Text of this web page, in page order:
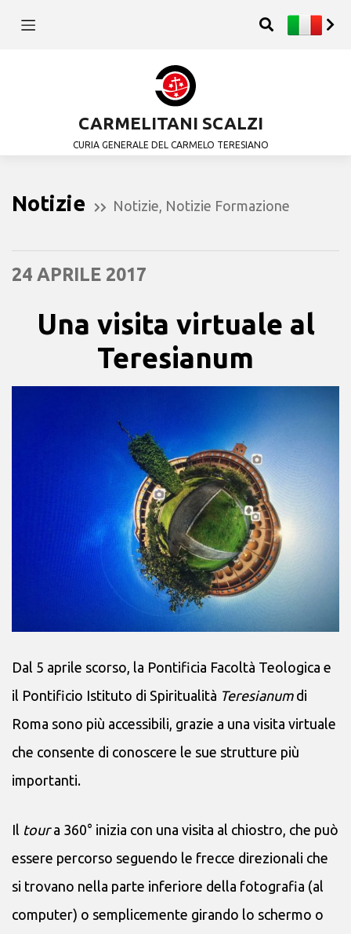
CARMELITANI SCALZI
CURIA GENERALE DEL CARMELO TERESIANO
Notizie Notizie Notizie Formazione
24 APRILE 2017
Una visita virtuale al
Teresianum
Dal 5 aprile scorso, la Pontificia Facoltà Teologica e
il Pontificio Istituto di Spiritualità Teresianumdi
Roma sono più accessibili, grazie a una visita virtuale
che consente di conoscere le sue strutture più
importanti.
Il toura 360° inizia con una visita al chiostro, che può
essere percorso seguendo le frecce direzionali che
si trovano nella parte inferiore della fotografia (al
computer) o semplicemente girando lo schermo o